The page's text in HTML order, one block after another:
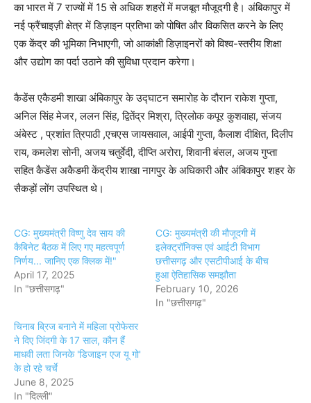
का भारत में 7 राज्यों में 15 से अधिक शहरों में मजबूत मौजूदगी है। अंबिकापुर में
नई फ्रैंचाइज़ी क्षेत्र में डिज़ाइन प्रतिभा को पोषित और विकसित करने के लिए
एक केंद्र की भूमिका निभाएगी, जो आकांक्षी डिज़ाइनरों को विश्व-स्तरीय शिक्षा
और उद्योग का पर्दा उठाने की सुविधा प्रदान करेगा।
कैडेंस एकैडमी शाखा अंबिकापुर के उद्घाटन समारोह के दौरान राकेश गुप्ता,
अनिल सिंह मेजर, ललन सिंह, द्वितेंद्र मिश्रा, त्रिलोक कपूर कुशवाहा, संजय
अंबेस्ट , प्रशांत त्रिपाठी ,एचएस जायसवाल, आईपी गुप्ता, कैलाश दीक्षित, दिलीप
राय, कमलेश सोनी, अजय चतुर्वेदी, दीप्ति अरोरा, शिवानी बंसल, अजय गुप्ता
सहित कैडेंस अकैडमी केंद्रीय शाखा नागपुर के अधिकारी और अंबिकापुर शहर के
सैकड़ों लोंग उपस्थित थे।
CG: मुख्यमंत्री विष्णु देव साय की
कैबिनेट बैठक में लिए गए महत्वपूर्ण
निर्णय... जानिए एक क्लिक में!"
April 17, 2025
In "छत्तीसगढ़"
CG: मुख्यमंत्री की मौजूदगी में
इलेक्ट्रॉनिक्स एवं आईटी विभाग
छत्तीसगढ़ और एसटीपीआई के बीच
हुआ ऐतिहासिक समझौता
February 10, 2026
In "छत्तीसगढ़"
चिनाब ब्रिज बनाने में महिला प्रोफेसर
ने दिए जिंदगी के 17 साल, कौन हैं
माधवी लता जिनके 'डिजाइन एज यू गो'
के हो रहे चर्चे
June 8, 2025
In "दिल्ली"